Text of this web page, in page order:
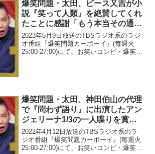
爆笑問題・太田、ピース又吉が小
説『笑って人類』を絶賛してくれ
たことに感謝「もう本当その通り
だよ、又吉」
2023年5月9日放送のTBSラジオ系のラジ
オ番組『爆笑問題カーボーイ』(毎週火
25:00-27:00)にて、お笑いコンビ・爆笑問
爆笑問題・太田、神田伯山の代理
で『問わず語り』に出演したアン
ジェリーナ1/3の一人喋りを賞賛
「伯山の弟子なんだと思うんだけ
ど、凄いんだよ」
2022年4月12日放送のTBSラジオ系のラ
ジオ番組『爆笑問題カーボーイ』(毎週火
25:00-27:00)にて、お笑いコンビ・爆笑問